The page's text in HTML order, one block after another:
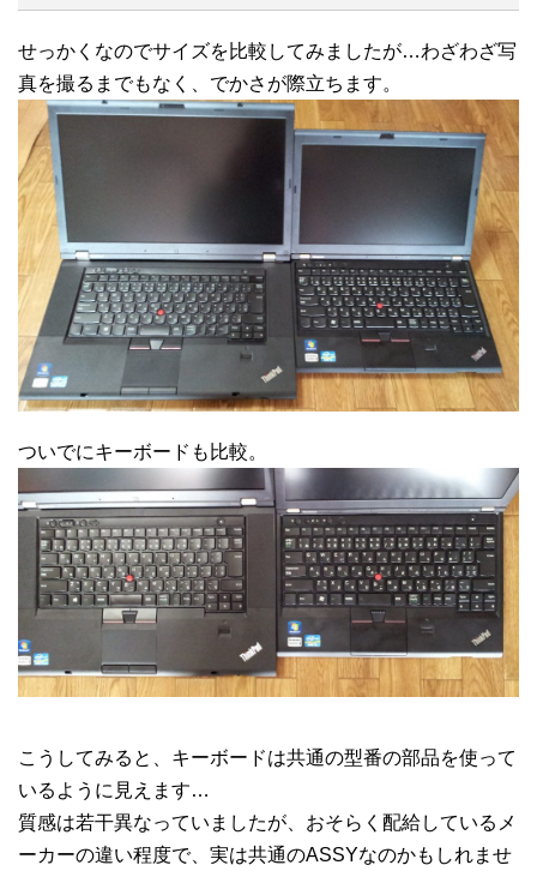
せっかくなのでサイズを比較してみましたが…わざわざ写
真を撮るまでもなく、でかさが際立ちます。
ついでにキーボードも比較。
こうしてみると、キーボードは共通の型番の部品を使って
いるように見えます…
質感は若干異なっていましたが、おそらく配給しているメ
ーカーの違い程度で、実は共通のASSYなのかもしれませ